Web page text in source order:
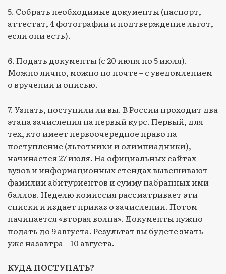
5. Собрать необходимые документы (паспорт,
аттестат, 4 фотографии и подтверждение льгот,
если они есть).
6. Подать документы (с 20 июня по 5 июля).
Можно лично, можно по почте – с уведомлением
о вручении и описью.
7. Узнать, поступили ли вы. В России проходит два
этапа зачисления на первый курс. Первый, для
тех, кто имеет первоочередное право на
поступление (льготники и олимпиадники),
начинается 27 июля. На официальных сайтах
вузов и информационных стендах вывешивают
фамилии абитуриентов и сумму набранных ими
баллов. Неделю комиссия рассматривает эти
списки и издает приказ о зачислении. Потом
начинается «вторая волна». Документы нужно
подать до 9 августа. Результат вы будете знать
уже назавтра – 10 августа.
КУДА ПОСТУПАТЬ?